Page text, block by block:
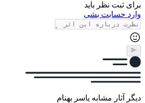
برای ثبت نظر باید
وارد حسابت بشی
دیگر آثار مشابه یاسر بهنام